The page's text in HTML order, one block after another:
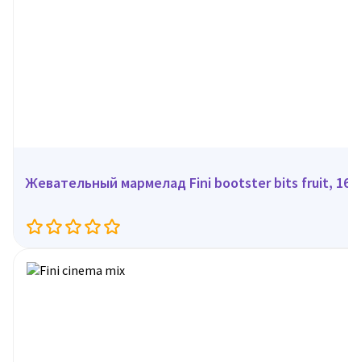
Жевательный мармелад Fini bootster bits fruit, 165